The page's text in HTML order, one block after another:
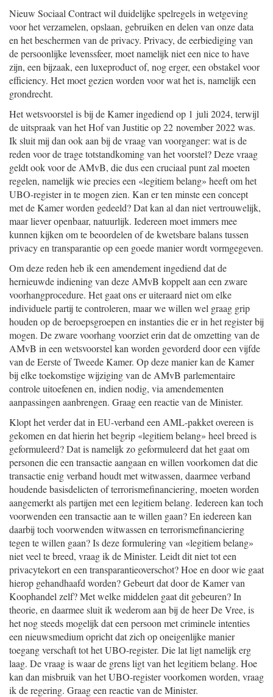
Nieuw Sociaal Contract wil duidelijke spelregels in wetgeving
voor het verzamelen, opslaan, gebruiken en delen van onze data
en het beschermen van de privacy. Privacy, de eerbiediging van
de persoonlijke levenssfeer, moet namelijk niet een nice to have
zijn, een bijzaak, een luxeproduct of, nog erger, een obstakel voor
efficiency. Het moet gezien worden voor wat het is, namelijk een
grondrecht.
Het wetsvoorstel is bij de Kamer ingediend op 1 juli 2024, terwijl
de uitspraak van het Hof van Justitie op 22 november 2022 was.
Ik sluit mij dan ook aan bij de vraag van voorganger: wat is de
reden voor de trage totstandkoming van het voorstel? Deze vraag
geldt ook voor de AMvB, die dus een cruciaal punt zal moeten
regelen, namelijk wie precies een «legitiem belang» heeft om het
UBO-register in te mogen zien. Kan er ten minste een concept
met de Kamer worden gedeeld? Dat kan al dan niet vertrouwelijk,
maar liever openbaar, natuurlijk. Iedereen moet immers mee
kunnen kijken om te beoordelen of de kwetsbare balans tussen
privacy en transparantie op een goede manier wordt vormgegeven.
Om deze reden heb ik een amendement ingediend dat de
hernieuwde indiening van deze AMvB koppelt aan een zware
voorhangprocedure. Het gaat ons er uiteraard niet om elke
individuele partij te controleren, maar we willen wel graag grip
houden op de beroepsgroepen en instanties die er in het register bij
mogen. De zware voorhang voorziet erin dat de omzetting van de
AMvB in een wetsvoorstel kan worden gevorderd door een vijfde
van de Eerste of Tweede Kamer. Op deze manier kan de Kamer
bij elke toekomstige wijziging van de AMvB parlementaire
controle uitoefenen en, indien nodig, via amendementen
aanpassingen aanbrengen. Graag een reactie van de Minister.
Klopt het verder dat in EU-verband een AML-pakket overeen is
gekomen en dat hierin het begrip «legitiem belang» heel breed is
geformuleerd? Dat is namelijk zo geformuleerd dat het gaat om
personen die een transactie aangaan en willen voorkomen dat die
transactie enig verband houdt met witwassen, daarmee verband
houdende basisdelicten of terrorismefinanciering, moeten worden
aangemerkt als partijen met een legitiem belang. Iedereen kan toch
voorwenden een transactie aan te willen gaan? En iedereen kan
daarbij toch voorwenden witwassen en terrorismefinanciering
tegen te willen gaan? Is deze formulering van «legitiem belang»
niet veel te breed, vraag ik de Minister. Leidt dit niet tot een
privacytekort en een transparantieoverschot? Hoe en door wie gaat
hierop gehandhaafd worden? Gebeurt dat door de Kamer van
Koophandel zelf? Met welke middelen gaat dit gebeuren? In
theorie, en daarmee sluit ik wederom aan bij de heer De Vree, is
het nog steeds mogelijk dat een persoon met criminele intenties
een nieuwsmedium opricht dat zich op oneigenlijke manier
toegang verschaft tot het UBO-register. Die lat ligt namelijk erg
laag. De vraag is waar de grens ligt van het legitiem belang. Hoe
kan dan misbruik van het UBO-register voorkomen worden, vraag
ik de regering. Graag een reactie van de Minister.